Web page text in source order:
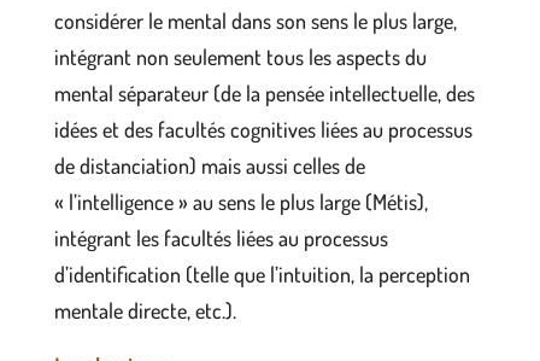
considérer le mental dans son sens le plus large,
intégrant non seulement tous les aspects du
mental séparateur (de la pensée intellectuelle, des
idées et des facultés cognitives liées au processus
de distanciation) mais aussi celles de
« l’intelligence » au sens le plus large (Métis),
intégrant les facultés liées au processus
d’identification (telle que l’intuition, la perception
mentale directe, etc.).